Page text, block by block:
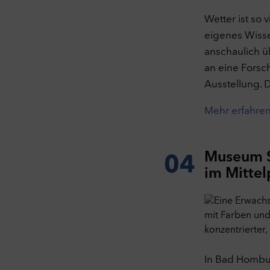
Wetter ist so
eigenes
anschaulich
an eine
Ausstellung.
Mehr erfahren
04
Museum
im
In Bad
Mit